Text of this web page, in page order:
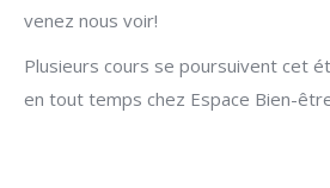
venez nous voir!
Plusieurs cours se poursuivent cet
en tout temps chez Espace Bien-